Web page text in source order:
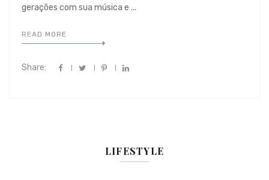
gerações com sua música e ...
READ MORE
Share:
LIFESTYLE